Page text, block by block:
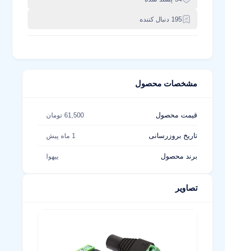
195 دنبال کننده
مشخصات محصول
قیمت محصول 61,500 تومان
تاریخ بروزرسانی 1 ماه پیش
برند محصول ییهوا
تصاویر